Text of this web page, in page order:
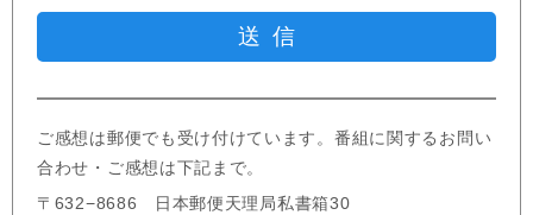
ご感想は郵便でも受け付けています。番組に関するお問い
合わせ・ご感想は下記まで。
〒632−8686 日本郵便天理局私書箱30